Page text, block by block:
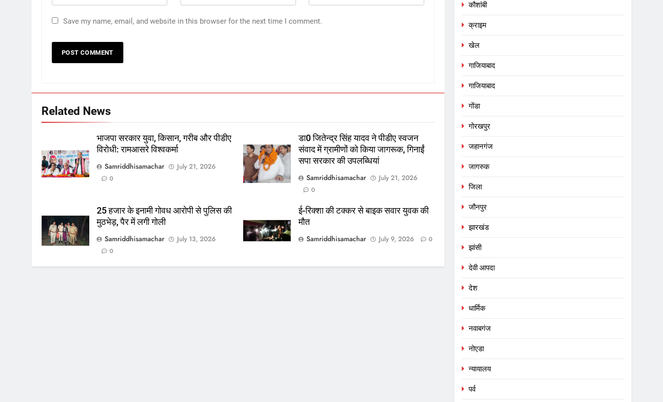
Save my name, email, and website in this browser for the next time I comment.
Related News
भाजपा सरकार युवा, किसान, गरीब और पीडीए
विरोधी: रामआसरे विश्वकर्मा
Samriddhisamachar
July 21, 2026
0
डा0 जितेन्द्र सिंह यादव ने पीडीए स्वजन
संवाद में ग्रामीणों को किया जागरूक, गिनाईं
सपा सरकार की उपलब्धियां
Samriddhisamachar
July 21, 2026
0
25 हजार के इनामी गोवध आरोपी से पुलिस की
मुठभेड़, पैर में लगी गोली
Samriddhisamachar
July 13, 2026
0
ई-रिक्शा की टक्कर से बाइक सवार युवक की
मौत
Samriddhisamachar
July 9, 2026 0
कौशांबी
क्राइम
खेल
गाजियाबाद
गाजियाबाद
गोंडा
गोरखपुर
जहानगंज
जागरुक
जिला
जौनपुर
झारखंड
झांसी
देवी आपदा
देश
धार्मिक
नवाबगंज
नोएडा
न्यायालय
पर्व